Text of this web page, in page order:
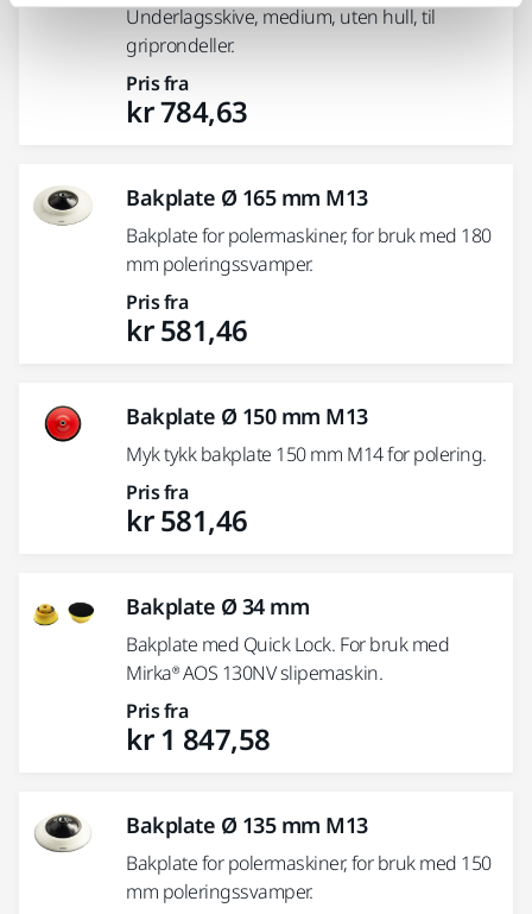
Underlagsskive, medium, uten hull, til
griprondeller.
Pris fra
kr 784,63
Bakplate Ø 165 mm M13
Bakplate for polermaskiner, for bruk med 180
mm poleringssvamper.
Pris fra
kr 581,46
Bakplate Ø 150 mm M13
Myk tykk bakplate 150 mm M14 for polering.
Pris fra
kr 581,46
Bakplate Ø 34 mm
Bakplate med Quick Lock. For bruk med
Mirka® AOS 130NV slipemaskin.
Pris fra
kr 1 847,58
Bakplate Ø 135 mm M13
Bakplate for polermaskiner, for bruk med 150
mm poleringssvamper.